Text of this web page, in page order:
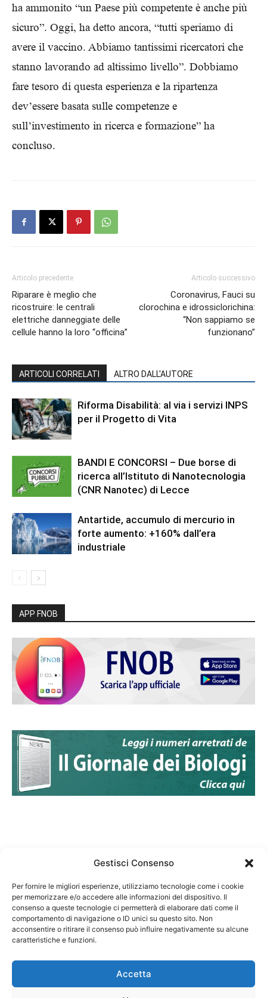
Gestisci Consenso
Per fornire le migliori esperienze, utilizziamo tecnologie come i cookie
per memorizzare e/o accedere alle informazioni del dispositivo. Il
consenso a queste tecnologie ci permetterà di elaborare dati come il
comportamento di navigazione o ID unici su questo sito. Non
acconsentire o ritirare il consenso può influire negativamente su alcune
caratteristiche e funzioni.
Accetta
ha ammonito “un Paese più competente è anche più
sicuro”. Oggi, ha detto ancora, “tutti speriamo di
avere il vaccino. Abbiamo tantissimi ricercatori che
stanno lavorando ad altissimo livello”. Dobbiamo
fare tesoro di questa esperienza e la ripartenza
dev’essere basata sulle competenze e
sull’investimento in ricerca e formazione” ha
concluso.
Articolo precedente
Riparare è meglio che
ricostruire: le centrali
elettriche danneggiate delle
cellule hanno la loro “officina”
Articolo successivo
Coronavirus, Fauci su
clorochina e idrossiclorichina:
“Non sappiamo se
funzionano”
ARTICOLI CORRELATI ALTRO DALL'AUTORE
Riforma Disabilità: al via i servizi INPS
per il Progetto di Vita
BANDI E CONCORSI – Due borse di
ricerca all’Istituto di Nanotecnologia
(CNR Nanotec) di Lecce
Antartide, accumulo di mercurio in
forte aumento: +160% dall’era
industriale
APP FNOB
Federazione Nazionale Degli Ordini dei Biologi:
codice fiscale 80069130583
Responsabile sito internet www.fnob.it: